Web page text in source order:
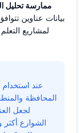
ممارسة تحليل
بيانات عناوين
لمشاريع
عند استخدام
المحافظة
لجعل
الشوارع أكثر